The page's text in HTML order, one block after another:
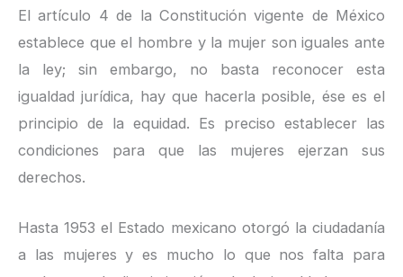
El artículo 4 de la Constitución vigente de México
establece que el hombre y la mujer son iguales ante
la ley; sin embargo, no basta reconocer esta
igualdad jurídica, hay que hacerla posible, ése es el
principio de la equidad. Es preciso establecer las
condiciones para que las mujeres ejerzan sus
derechos.
Hasta 1953 el Estado mexicano otorgó la ciudadanía
a las mujeres y es mucho lo que nos falta para